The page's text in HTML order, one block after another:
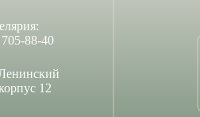
88-40
12